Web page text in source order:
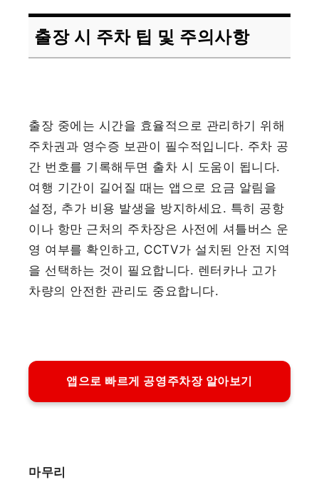
출장 시 주차 팁 및 주의사항
출장 중에는 시간을 효율적으로 관리하기 위해
주차권과 영수증 보관이 필수적입니다. 주차 공
간 번호를 기록해두면 출차 시 도움이 됩니다.
여행 기간이 길어질 때는 앱으로 요금 알림을
설정, 추가 비용 발생을 방지하세요. 특히 공항
이나 항만 근처의 주차장은 사전에 셔틀버스 운
영 여부를 확인하고, CCTV가 설치된 안전 지역
을 선택하는 것이 필요합니다. 렌터카나 고가
차량의 안전한 관리도 중요합니다.
앱으로 빠르게 공영주차장 알아보기
마무리